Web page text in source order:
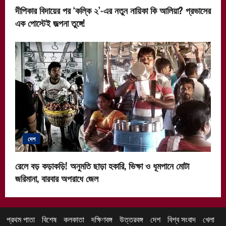
দীপিকার বিদায়ের পর ‘কল্কি ২’-এর নতুন নায়িকা কি আলিয়া? প্রভাসের
এক পোস্টেই জল্পনা তুঙ্গে!
দেশ
রেলে বড় কড়াকড়ি! অনুমতি ছাড়া হকারি, ভিক্ষা ও ধূমপানে মোটা
জরিমানা, বারবার অপরাধে জেল
প্রথম পাতা বিশেষ কলকাতা দক্ষিণবঙ্গ উত্তরবঙ্গ দেশ বিশ্ব সংবাদ খেলা